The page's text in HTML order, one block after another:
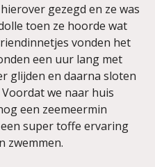
gezegd en ze was
toen ze hoorde wat
vonden het
een uur lang met
glijden en daarna sloten
we naar huis
een zeemeermin
super toffe ervaring
zwemmen.